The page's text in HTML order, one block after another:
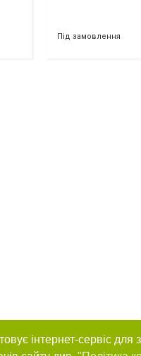
Під замовлення
інтернет-сервіс